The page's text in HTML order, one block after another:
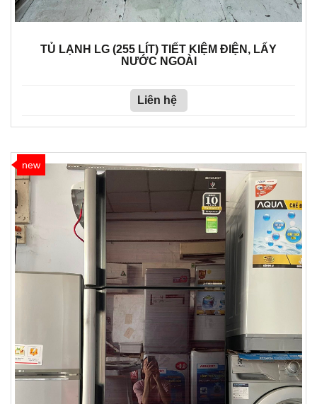
TỦ LẠNH LG (255 LÍT) TIẾT KIỆM ĐIỆN, LẤY
NƯỚC NGOÀI
Liên hệ
new